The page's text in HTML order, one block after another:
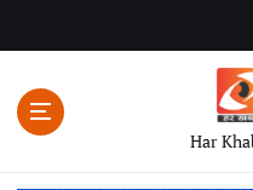
Har